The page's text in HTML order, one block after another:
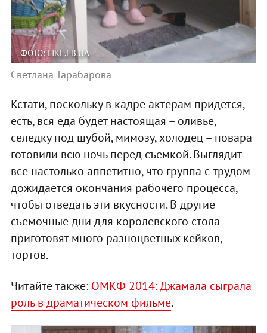
ФОТО: LIKE.LB.UA
Светлана Тарабарова
Кстати, поскольку в кадре актерам придется,
есть, вся еда будет настоящая – оливье,
селедку под шубой, мимозу, холодец – повара
готовили всю ночь перед съемкой. Выглядит
все настолько аппетитно, что группа с трудом
дожидается окончания рабочего процесса,
чтобы отведать эти вкусности. В другие
съемочные дни для королевского стола
приготовят много разноцветных кейков,
тортов.
Читайте также: ОМКФ 2014: Джамала сыграла
роль в драматическом фильме.